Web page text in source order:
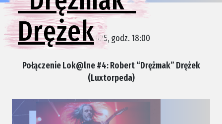
Drężek19.02.2025, godz. 18:00
Połączenie Lok@lne #4: Robert “Drężmak” Drężek
(Luxtorpeda)